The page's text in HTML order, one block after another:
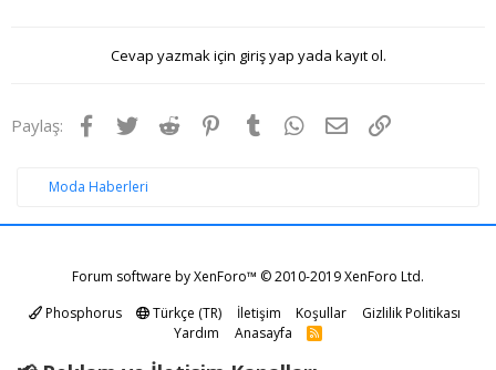
Cevap yazmak için giriş yap yada kayıt ol.
Paylaş: Facebook
TwitterReddit Pinterest
Tumblr WhatsApp
E-postaLink
Moda Haberleri
Forum software by XenForo™ © 2010-2019 XenForo Ltd.
Phosphorus
Türkçe (TR) İletişim Koşullar
Gizlilik Politikası
Yardım
Anasayfa
R